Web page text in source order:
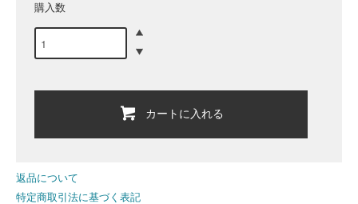
購入数
カートに入れる
返品について
特定商取引法に基づく表記